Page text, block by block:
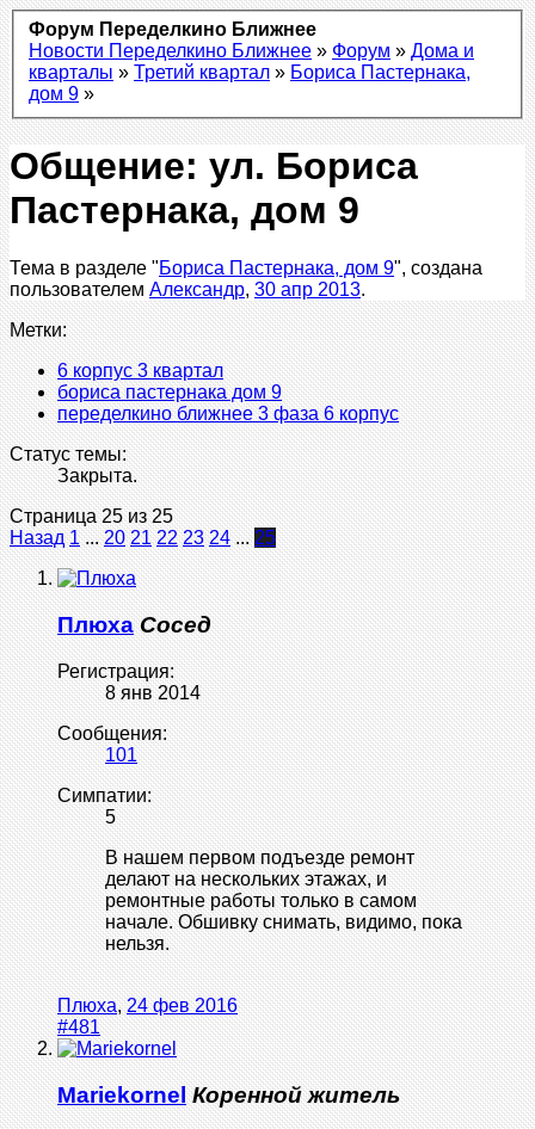
Форум Переделкино Ближнее
Новости Переделкино Ближнее » Форум » Дома и
кварталы » Третий квартал » Бориса Пастернака,
дом 9 »
Общение: ул. Бориса
Пастернака, дом 9
Тема в разделе "Бориса Пастернака, дом 9", создана
пользователем Александр, 30 апр 2013.
Метки:
6 корпус 3 квартал
бориса пастернака дом 9
переделкино ближнее 3 фаза 6 корпус
Статус темы:
Закрыта.
Страница 25 из 25
Назад 1 ... 20 21 22 23 24 ... 25
Плюха Сосед
Регистрация:
8 янв 2014
Сообщения:
101
Симпатии:
5
В нашем первом подъезде ремонт
делают на нескольких этажах, и
ремонтные работы только в самом
начале. Обшивку снимать, видимо, пока
нельзя.
Плюха, 24 фев 2016
#481
Mariekornel Коренной житель